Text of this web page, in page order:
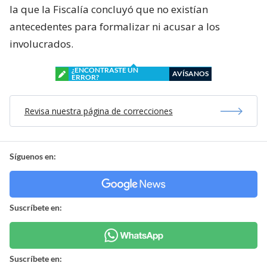
la que la Fiscalía concluyó que no existían
antecedentes para formalizar ni acusar a los
involucrados.
¿ENCONTRASTE UN
ERROR?
AVÍSANOS
Revisa nuestra página de correcciones
Síguenos en:
Suscríbete en:
Suscríbete en: